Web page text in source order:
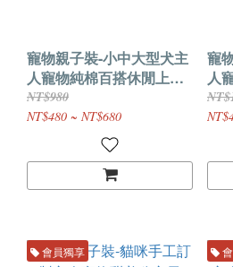
寵物親子裝-小中大型犬主
人寵物純棉百搭休閒上衣
(兩色)cd016
NT$980
NT$480 ~ NT$680
寵
人
(三
會員獨享